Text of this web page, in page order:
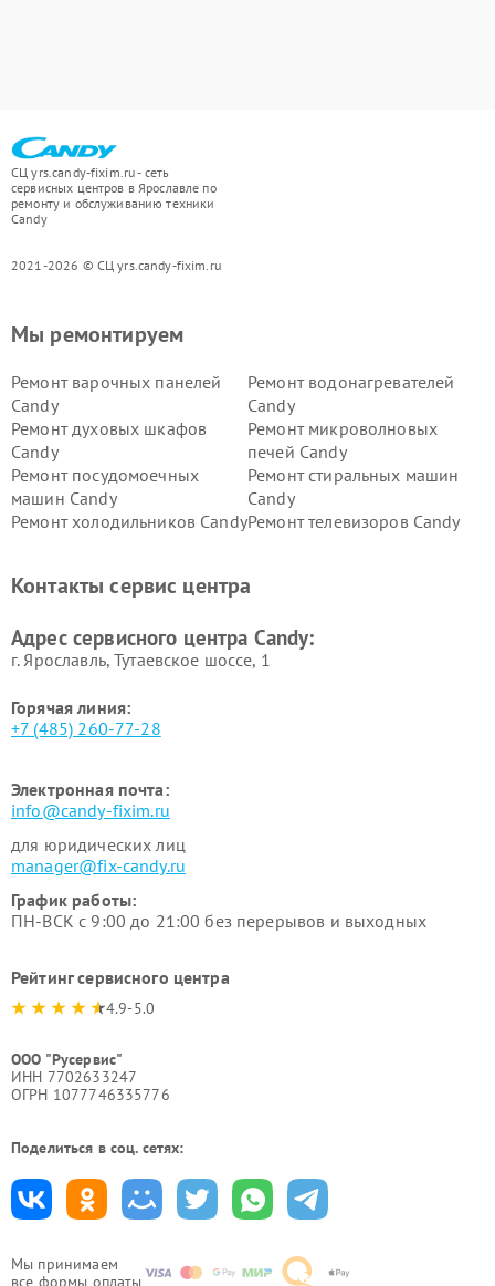
СЦ yrs.candy-fixim.ru - сеть
сервисных центров в Ярославле по
ремонту и обслуживанию техники
Candy
2021-2026 © СЦ yrs.candy-fixim.ru
Мы принимаем
все формы оплаты
Мы ремонтируем
Ремонт варочных панелей
Candy
Ремонт водонагревателей
Candy
Ремонт духовых шкафов
Candy
Ремонт микроволновых
печей Candy
Ремонт посудомоечных
машин Candy
Ремонт стиральных машин
Candy
Ремонт холодильников CandyРемонт телевизоров Candy
Контакты сервис центра
Адрес сервисного центра Candy:
г. Ярославль, Тутаевское шоссе, 1
Горячая линия:
+7 (485) 260-77-28
Электронная почта:
info@candy-fixim.ru
для юридических лиц
manager@fix-candy.ru
График работы:
ПН-ВСК с 9:00 до 21:00 без перерывов и выходных
Рейтинг сервисного центра
4.9-5.0
ООО "Русервис"
ИНН 7702633247
ОГРН 1077746335776
Поделиться в соц. сетях: